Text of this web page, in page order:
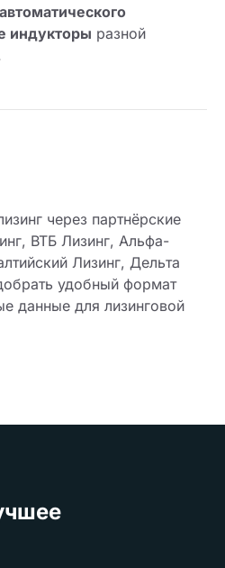
индукторы разной
через партнёрские
ВТБ Лизинг, Альфа-
Лизинг, Дельта
удобный формат
данные для лизинговой